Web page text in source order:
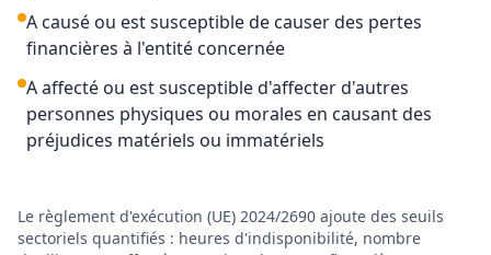
A causé ou est susceptible de causer des pertes
financières à l'entité concernée
A affecté ou est susceptible d'affecter d'autres
personnes physiques ou morales en causant des
préjudices matériels ou immatériels
Le règlement d'exécution (UE) 2024/2690 ajoute des seuils
sectoriels quantifiés : heures d'indisponibilité, nombre